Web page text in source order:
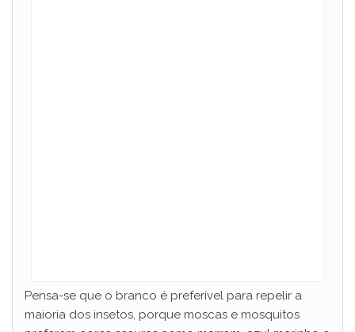
Pensa-se que o branco é preferível para repelir a
maioria dos insetos, porque moscas e mosquitos